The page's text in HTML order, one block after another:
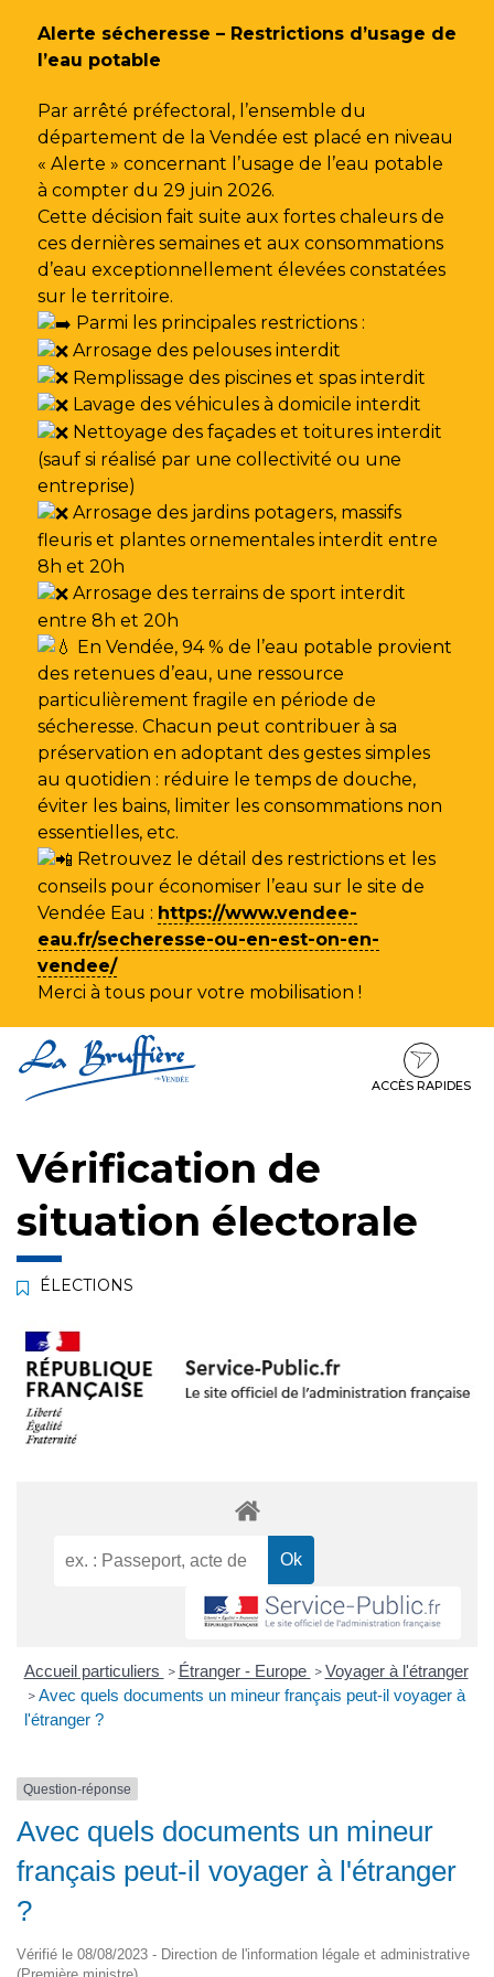
Alerte sécheresse – Restrictions d’usage de
l’eau potable
Par arrêté préfectoral, l’ensemble du
département de la Vendée est placé en niveau
« Alerte » concernant l’usage de l’eau potable
à compter du 29 juin 2026.
Cette décision fait suite aux fortes chaleurs de
ces dernières semaines et aux consommations
d’eau exceptionnellement élevées constatées
sur le territoire.
Parmi les principales restrictions :
Arrosage des pelouses interdit
Remplissage des piscines et spas interdit
Lavage des véhicules à domicile interdit
Nettoyage des façades et toitures interdit
(sauf si réalisé par une collectivité ou une
entreprise)
Arrosage des jardins potagers, massifs
fleuris et plantes ornementales interdit entre
8h et 20h
Arrosage des terrains de sport interdit
entre 8h et 20h
En Vendée, 94 % de l’eau potable provient
des retenues d’eau, une ressource
particulièrement fragile en période de
sécheresse. Chacun peut contribuer à sa
préservation en adoptant des gestes simples
au quotidien : réduire le temps de douche,
éviter les bains, limiter les consommations non
essentielles, etc.
Retrouvez le détail des restrictions et les
conseils pour économiser l’eau sur le site de
Vendée Eau : https://www.vendee-
eau.fr/secheresse-ou-en-est-on-en-
vendee/
Merci à tous pour votre mobilisation !
au
contenu
au
ACCÈS RAPIDES
Vérification de
situation électorale
ÉLECTIONS
Accueil particuliers > Étranger - Europe > Voyager à l'étranger
> Avec quels documents un mineur français peut-il voyager à
l'étranger ?
Question-réponse
Avec quels documents un mineur
français peut-il voyager à l'étranger
?
Vérifié le 08/08/2023 - Direction de l'information légale et administrative